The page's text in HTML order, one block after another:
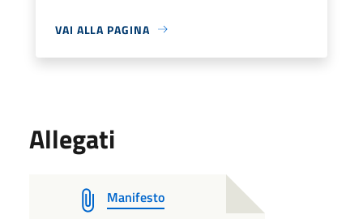
VAI ALLA PAGINA
Allegati
Manifesto